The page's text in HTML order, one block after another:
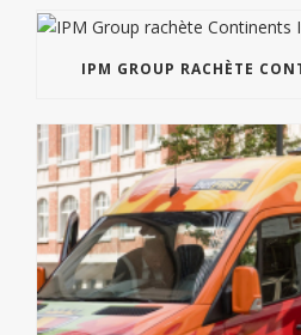
IPM GROUP RACHÈTE